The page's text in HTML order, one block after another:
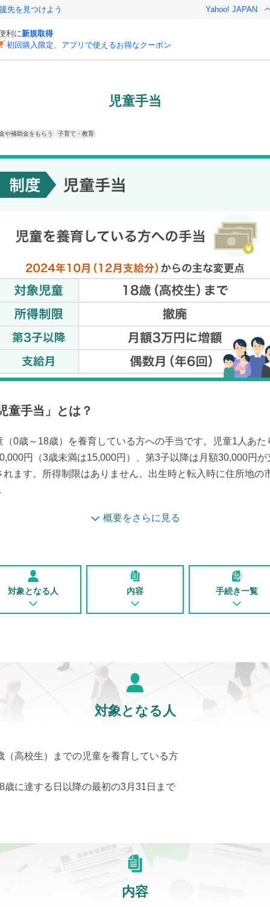
先を見つけよう Yahoo! JAPAN
利に新規取得
初回購入限定、アプリで使えるお得なクーポン
児童手当
や補助金をもらう 子育て・教育
童手当 」とは？
（0歳～18歳）を養育している方への手当です。児童1人あた
円（3歳未満は15,000円）、第3子以降は月額30,000円が
れます。所得制限はありません。出生時と転入時に住所地の
概要をさらに見る
対象となる人 内容 手続き一覧
対象となる人
（高校生）までの児童を養育している方
に達する日以降の最初の3月31日まで
内容